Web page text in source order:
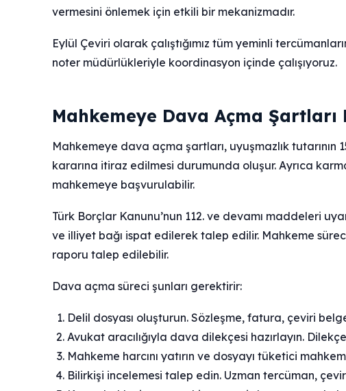
vermesini önlemek için etkili bir mekanizmadır.
Eylül Çeviri olarak çalıştığımız tüm yeminli
noter müdürlükleriyle koordinasyon içinde çalışıyoruz.
Mahkemeye Dava Açma Şartları
Mahkemeye dava açma şartları, uyuşmazlık tutarının
kararına itiraz edilmesi durumunda oluşur. Ayrıca
mahkemeye başvurulabilir.
Türk Borçlar Kanunu’nun 112. ve devamı maddeleri
ve illiyet bağı ispat edilerek talep edilir. Mahkeme
raporu talep edilebilir.
Dava açma süreci şunları gerektirir:
Delil dosyası oluşturun. Sözleşme, fatura, çeviri
Avukat aracılığıyla dava dilekçesi hazırlayın.
Mahkeme harcını yatırın ve dosyayı tüketici
Bilirkişi incelemesi talep edin. Uzman tercüman,